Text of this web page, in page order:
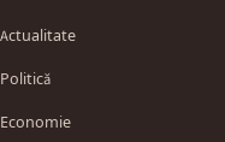
Actualitate
Politică
Economie